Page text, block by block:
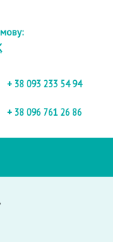
+ 38 093 233 54 94
+ 38 096 761 26 86